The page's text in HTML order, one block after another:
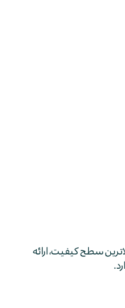
سطح كيفيت، ارائه